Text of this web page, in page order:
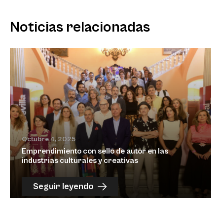
Noticias relacionadas
Octubre 4, 2025
Emprendimiento con sello de autor en las
industrias culturales y creativas
Seguir leyendo